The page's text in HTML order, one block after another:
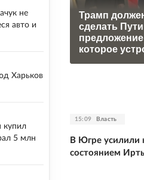
Трамп
сделать
которое
15:09 Власть
В Югре усилили
состоянием
не
авто и
Харьков
купил
5 млн